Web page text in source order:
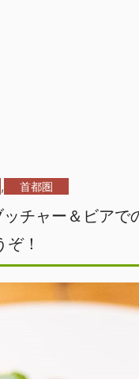
, 首都圏
ッチャー＆ビア
！